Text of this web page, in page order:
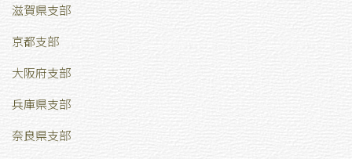
滋賀県支部
京都支部
大阪府支部
兵庫県支部
奈良県支部